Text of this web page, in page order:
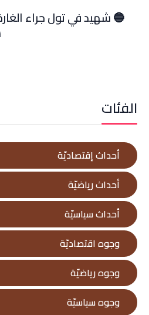
🔵 شهيد في تول جراء
الفئات
أحداث إقتصاديّة
أحداث رياضيّة
أحداث سياسيّة
وجوه اقتصاديّة
وجوه رياضيّة
وجوه سياسيّة